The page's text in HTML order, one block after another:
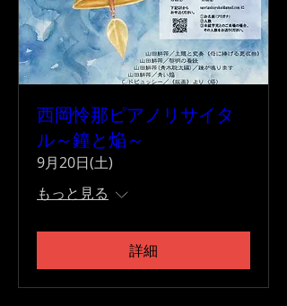
西岡怜那ピアノリサイタ
ル～鐘と焔～
9月20日(土)
もっと見る
詳細